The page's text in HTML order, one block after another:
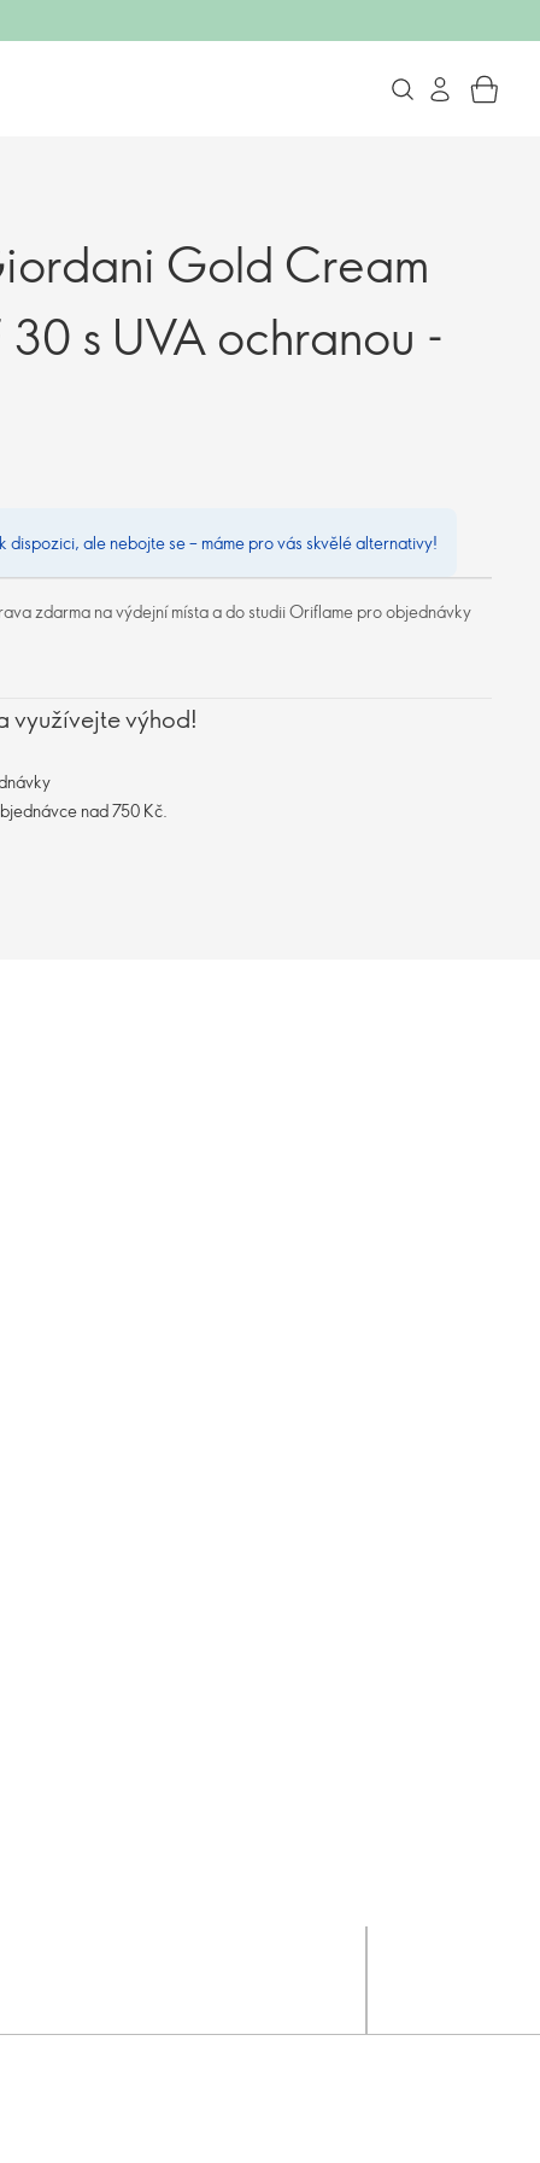
Gold Cream
30 s UVA ochranou -
dispozici, ale nebojte se – máme pro vás skvělé alternativy!
zdarma na výdejní místa a do studii Oriflame pro objednávky
využívejte výhod!
nad 750 Kč.